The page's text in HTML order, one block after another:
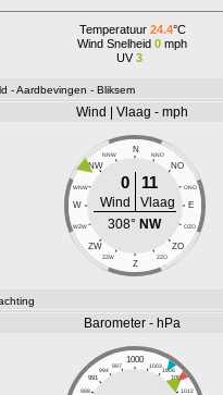
Temperatuur 24.4°C
Wind Snelheid 0 mph
UV3
- Aardbevingen - Bliksem
Wind | Vlaag - mph
N
NNW NNO
NW NO
WNW ONO
W E
WZW OZO
ZW ZO
ZZW ZZO
Z
0 11
Wind
Vlaag
308° NW
Barometer - hPa
1000
997 1003
994
1006
991
1009
988
1012